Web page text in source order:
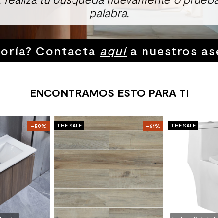
palabra.
Contacta aquía nuestros
ENCONTRAMOS ESTO PARA TI
-59% THE SALE -61% THE SALE